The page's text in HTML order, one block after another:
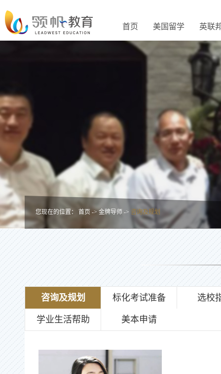
首页 美国留学 英联
您现在的位置： 首页 -> 金牌导师 -> 咨询及规划
咨询及规划 标化考试准备 选校
学业生活帮助 美本申请